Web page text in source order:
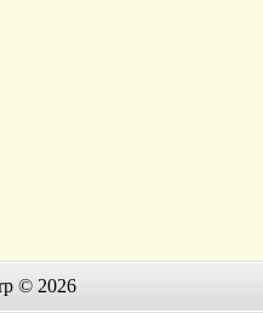
© 2026